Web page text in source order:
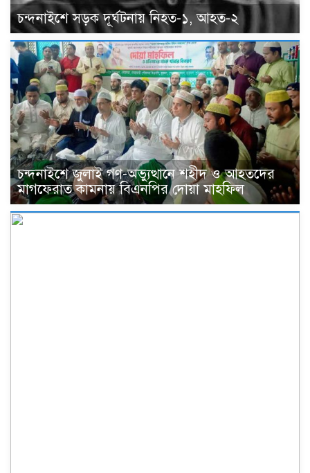
চন্দনাইশে সড়ক দূর্ঘটনায় নিহত-১, আহত-২
চন্দনাইশে জুলাই গণ-অভ্যুত্থানে শহীদ ও আহতদের
মাগফেরাত কামনায় বিএনপির দোয়া মাহফিল